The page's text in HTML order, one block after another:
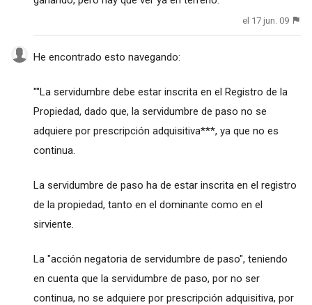
el 17 jun. 09
He encontrado esto navegando:
""La servidumbre debe estar inscrita en el Registro de la
Propiedad, dado que, la servidumbre de paso no se
adquiere por prescripción adquisitiva***, ya que no es
continua.
La servidumbre de paso ha de estar inscrita en el registro
de la propiedad, tanto en el dominante como en el
sirviente.
La "acción negatoria de servidumbre de paso", teniendo
en cuenta que la servidumbre de paso, por no ser
continua, no se adquiere por prescripción adquisitiva, por